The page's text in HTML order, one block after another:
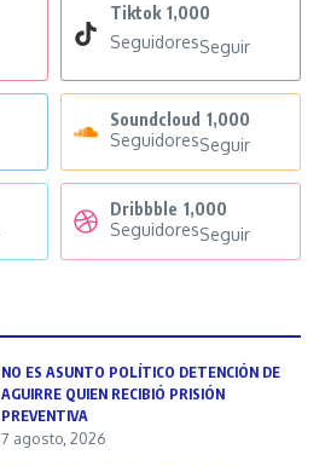
Tiktok 1,000
SeguidoresSeguir
Soundcloud 1,000
SeguidoresSeguir
Dribbble 1,000
SeguidoresSeguir
NO ES ASUNTO POLÍTICO DETENCIÓN DE
AGUIRRE QUIEN RECIBIÓ PRISIÓN
PREVENTIVA
7 agosto, 2026